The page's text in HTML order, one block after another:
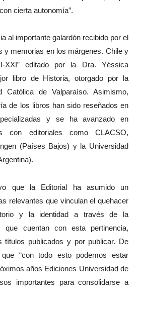
cierta autonomía”.
al importante galardón recibido por el
y memorias en los márgenes. Chile y
XXI” editado por la Dra. Yéssica
libro de Historia, otorgado por la
Católica de Valparaíso. Asimismo,
de los libros han sido reseñados en
y se ha avanzado en
con editoriales como CLACSO,
(Países Bajos) y la Universidad
que la Editorial ha asumido un
relevantes que vinculan el quehacer
y la identidad a través de la
que cuentan con esta pertinencia,
títulos publicados y por publicar. De
“con todo esto podemos estar
años Ediciones Universidad de
importantes para consolidarse a